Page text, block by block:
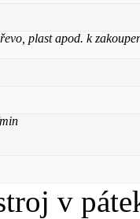
plast apod. k
v